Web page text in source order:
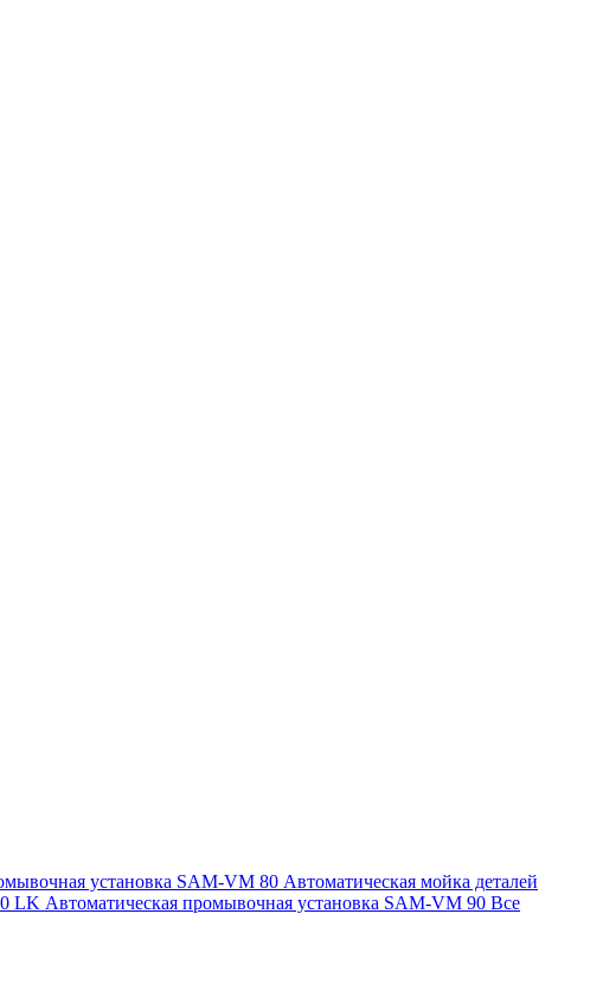
установка SAM-VM 80 Автоматическая мойка деталей
LK Автоматическая промывочная установка SAM-VM 90 Все